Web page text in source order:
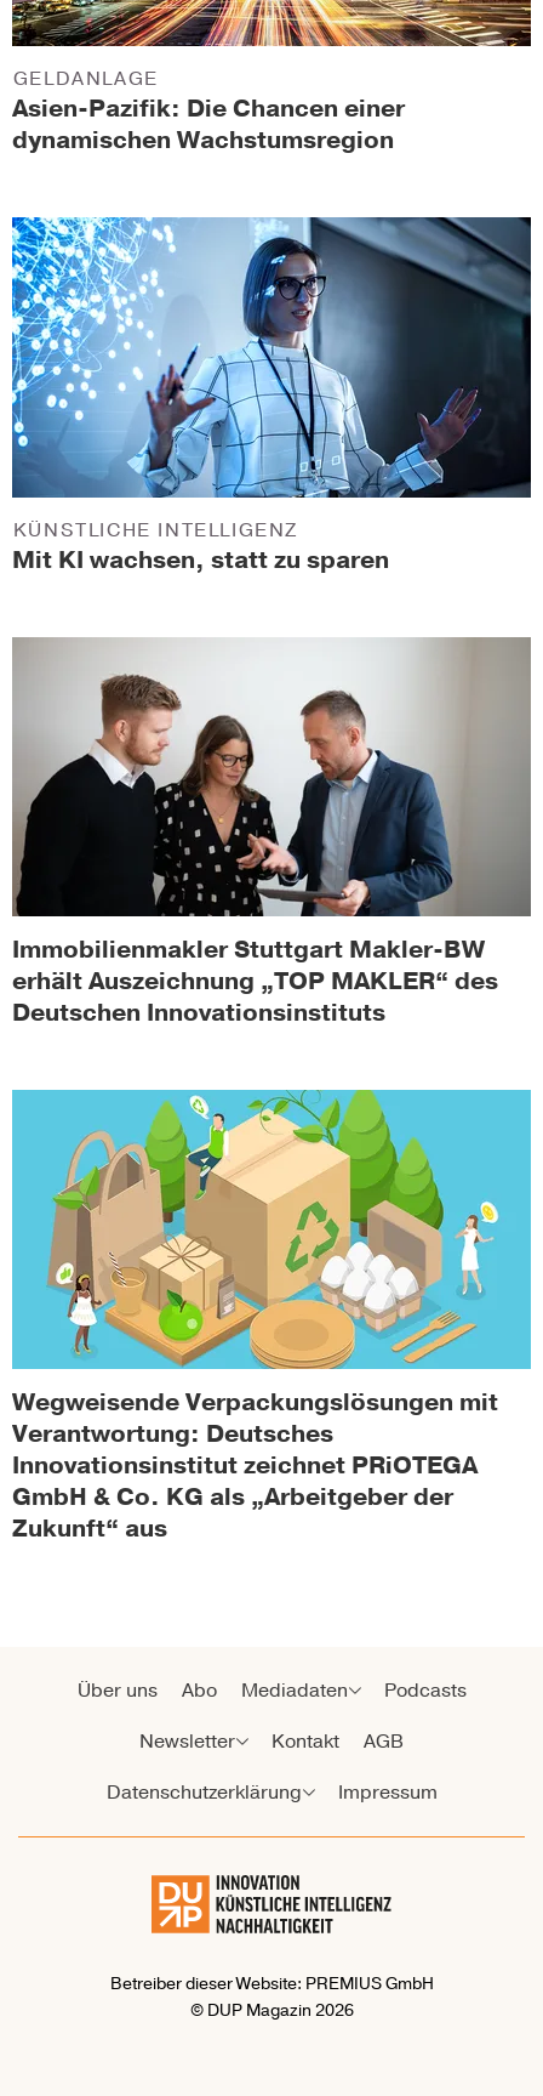
Asien-Pazifik: Die Chancen einer
dynamischen Wachstumsregion
GELDANLAGE
Mit KI wachsen, statt zu sparen
KÜNSTLICHE INTELLIGENZ
Immobilienmakler Stuttgart Makler-BW
erhält Auszeichnung „TOP MAKLER“ des
Deutschen Innovationsinstituts
Wegweisende Verpackungslösungen mit
Verantwortung: Deutsches
Innovationsinstitut zeichnet PRiOTEGA
GmbH & Co. KG als „Arbeitgeber der
Zukunft“ aus
Über uns Abo Mediadaten
Podcasts
Newsletter
Kontakt
AGB
Datenschutzerklärung
Impressum
Betreiber dieser Website: PREMIUS GmbH
© DUP Magazin 2026